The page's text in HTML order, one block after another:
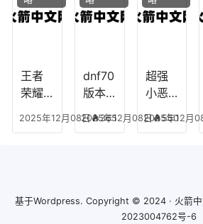
最强
法师
的信
仰宠
个好
梦幻
西游
炉攻
略图
王者
荣耀S
最强
2025年12月08日 365
dnf70
版本
药装
药流
2025年12月08日 550
超强
小恶
容搭
小恶
魔阵
2025年12月
基于Wordpress. Copyright © 2024 · 火箭
2023004762号-6